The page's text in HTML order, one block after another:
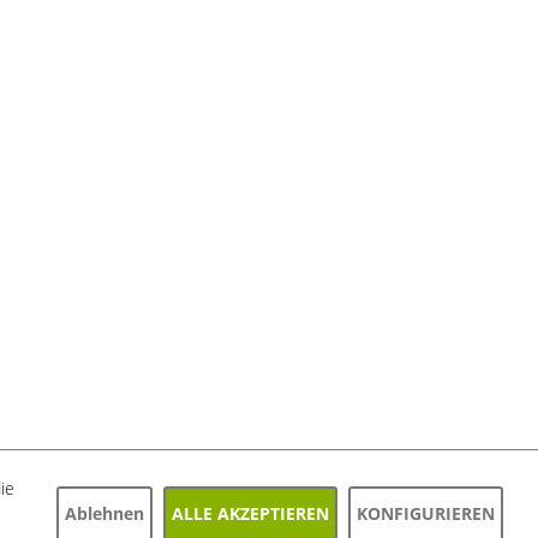
KONTAKT
Ablehnen ALLE AKZEPTIEREN KONFIGURIEREN